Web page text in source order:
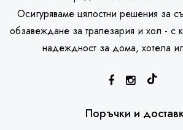
Осигуряваме цялостни решения за
обзавеждане за трапезария и хол - с
надеждност за дома, хотела
Поръчки и
SleepHouse асистент